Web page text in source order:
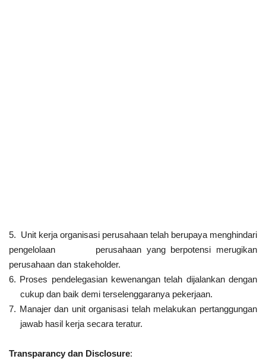
5. Unit kerja organisasi perusahaan telah berupaya menghindari
pengelolaan
perusahaan yang berpotensi merugikan
perusahaan dan stakeholder.
6. Proses pendelegasian kewenangan telah dijalankan dengan
cukup dan baik demi terselenggaranya pekerjaan.
7. Manajer dan unit organisasi telah melakukan pertanggungan
jawab hasil kerja secara teratur.
Transparancy dan Disclosure: